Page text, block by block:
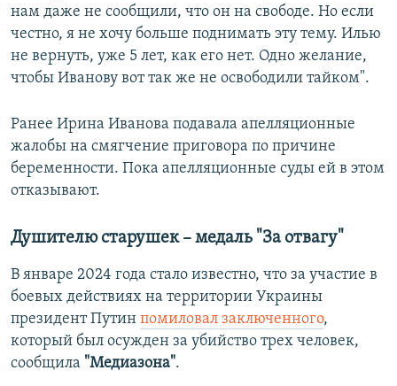
нам даже не сообщили, что он на свободе. Но если
честно, я не хочу больше поднимать эту тему. Илью
не вернуть, уже 5 лет, как его нет. Одно желание,
чтобы Иванову вот так же не освободили тайком".
Ранее Ирина Иванова подавала апелляционные
жалобы на смягчение приговора по причине
беременности. Пока апелляционные суды ей в этом
отказывают.
Душителю старушек – медаль "За отвагу"
В январе 2024 года стало известно, что за участие в
боевых действиях на территории Украины
президент Путин помиловал заключенного,
который был осужден за убийство трех человек,
сообщила "Медиазона".